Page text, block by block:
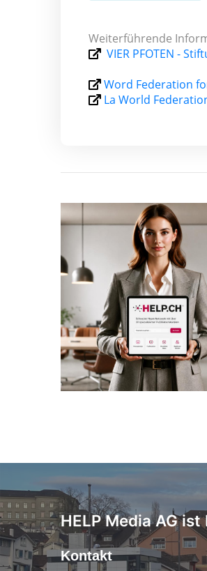
Weiterführende
VIER PFOTEN -
Word Federation
La World
HELP Media AG
Kontakt